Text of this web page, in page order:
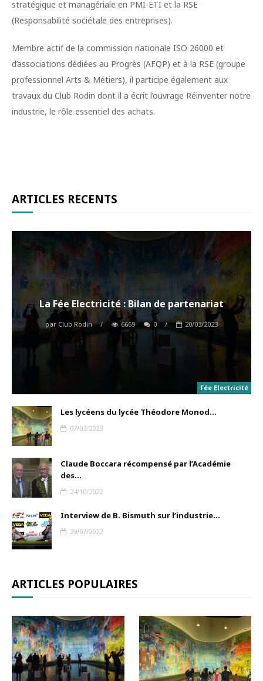
stratégique et managériale en PMI-ETI et la RSE
(Responsabilité sociétale des entreprises).
Membre actif de la commission nationale ISO 26000 et
d’associations dédiées au Progrès (AFQP) et à la RSE (groupe
professionnel Arts & Métiers), il participe également aux
travaux du Club Rodin dont il a écrit l’ouvrage Réinventer notre
industrie, le rôle essentiel des achats.
ARTICLES RÉCENTS
Fée Electricité
La Fée Electricité : Bilan de partenariat
par Club Rodin / 6669 0 / 20/03/2023
Les lycéens du lycée Théodore Monod...
07/03/2023
Claude Boccara récompensé par l’Académie
des...
24/10/2022
Interview de B. Bismuth sur l’industrie...
29/07/2022
ARTICLES POPULAIRES